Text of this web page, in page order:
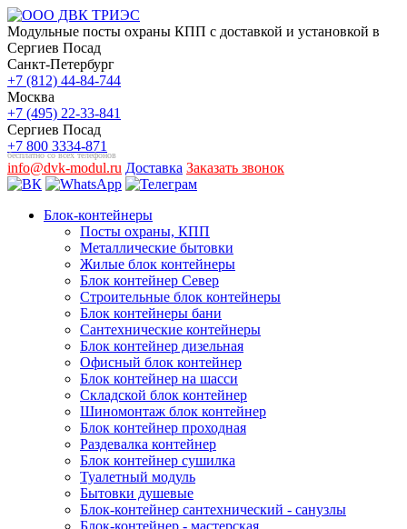
Модульные посты охраны КПП с доставкой и установкой в
Сергиев Посад
Санкт-Петербург
+7 (812) 44-84-744
Москва
+7 (495) 22-33-841
Сергиев Посад
+7 800 3334-871
бесплатно со всех телефонов
info@dvk-modul.ru Доставка Заказать звонок
Блок-контейнеры
Посты охраны, КПП
Металлические бытовки
Жилые блок контейнеры
Блок контейнер Север
Строительные блок контейнеры
Блок контейнеры бани
Сантехнические контейнеры
Блок контейнер дизельная
Офисный блок контейнер
Блок контейнер на шасси
Складской блок контейнер
Шиномонтаж блок контейнер
Блок контейнер проходная
Раздевалка контейнер
Блок контейнер сушилка
Туалетный модуль
Бытовки душевые
Блок-контейнер сантехнический - санузлы
Блок-контейнер - мастерская